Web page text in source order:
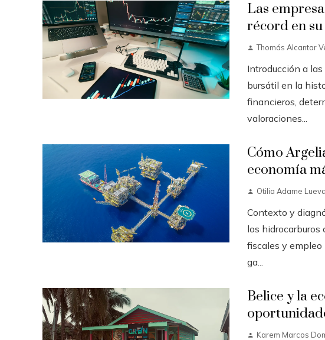
Las
récord en
Thomás Alcantar
Introducción a
bursátil en la
financieros,
valoraciones...
Cómo
economía
Otilia Adame
Contexto y
los
fiscales y
ga...
Belice y la
Karem Marcos